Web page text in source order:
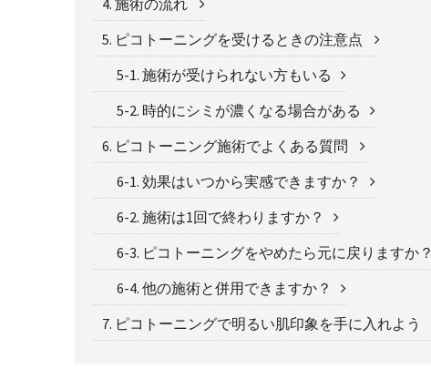
4. 施術の流れ
5. ピコトーニングを受けるときの注意点
5-1. 施術が受けられない方もいる
5-2. 時的にシミが濃くなる場合がある
6. ピコトーニング施術でよくある質問
6-1. 効果はいつから実感できますか？
6-2. 施術は1回で終わりますか？
6-3. ピコトーニングをやめたら元に戻りますか？
6-4. 他の施術と併用できますか？
7. ピコトーニングで明るい肌印象を手に入れよう